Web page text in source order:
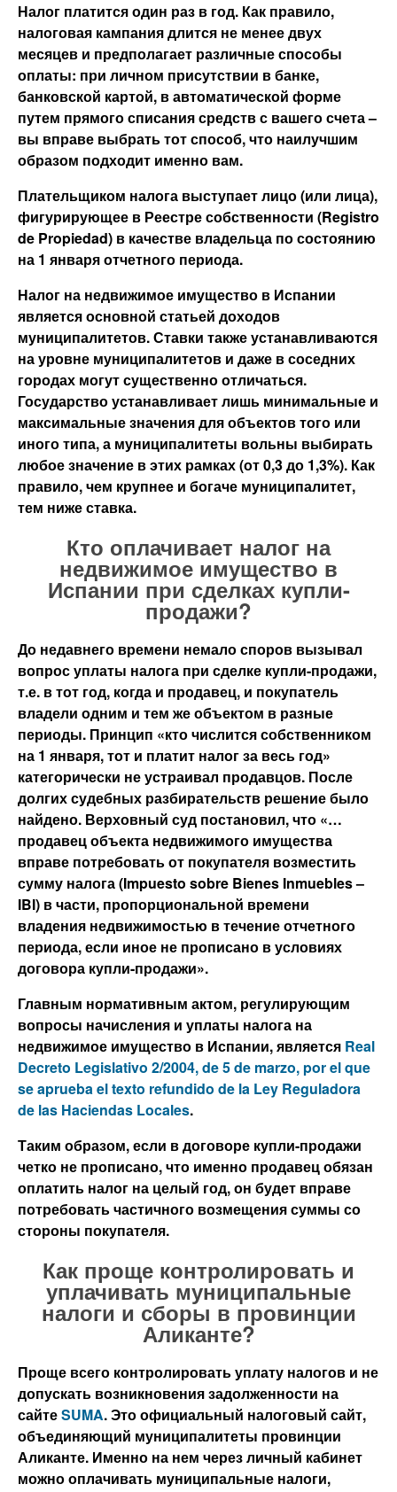
Налог платится один раз в год. Как правило,
налоговая кампания длится не менее двух
месяцев и предполагает различные способы
оплаты: при личном присутствии в банке,
банковской картой, в автоматической форме
путем прямого списания средств с вашего счета –
вы вправе выбрать тот способ, что наилучшим
образом подходит именно вам.
Плательщиком налога выступает лицо (или лица),
фигурирующее в Реестре собственности (Registro
de Propiedad) в качестве владельца по состоянию
на 1 января отчетного периода.
Налог на недвижимое имущество в Испании
является основной статьей доходов
муниципалитетов. Ставки также устанавливаются
на уровне муниципалитетов и даже в соседних
городах могут существенно отличаться.
Государство устанавливает лишь минимальные и
максимальные значения для объектов того или
иного типа, а муниципалитеты вольны выбирать
любое значение в этих рамках (от 0,3 до 1,3%). Как
правило, чем крупнее и богаче муниципалитет,
тем ниже ставка.
Кто оплачивает налог на
недвижимое имущество в
Испании при сделках купли-
продажи?
До недавнего времени немало споров вызывал
вопрос уплаты налога при сделке купли-продажи,
т.е. в тот год, когда и продавец, и покупатель
владели одним и тем же объектом в разные
периоды. Принцип «кто числится собственником
на 1 января, тот и платит налог за весь год»
категорически не устраивал продавцов. После
долгих судебных разбирательств решение было
найдено. Верховный суд постановил, что «…
продавец объекта недвижимого имущества
вправе потребовать от покупателя возместить
сумму налога (Impuesto sobre Bienes Inmuebles –
IBI) в части, пропорциональной времени
владения недвижимостью в течение отчетного
периода, если иное не прописано в условиях
договора купли-продажи».
Главным нормативным актом, регулирующим
вопросы начисления и уплаты налога на
недвижимое имущество в Испании, является Real
Decreto Legislativo 2/2004, de 5 de marzo, por el que
se aprueba el texto refundido de la Ley Reguladora
de las Haciendas Locales.
Таким образом, если в договоре купли-продажи
четко не прописано, что именно продавец обязан
оплатить налог на целый год, он будет вправе
потребовать частичного возмещения суммы со
стороны покупателя.
Как проще контролировать и
уплачивать муниципальные
налоги и сборы в провинции
Аликанте?
Проще всего контролировать уплату налогов и не
допускать возникновения задолженности на
сайтеSUMA. Это официальный налоговый сайт,
объединяющий муниципалитеты провинции
Аликанте. Именно на нем через личный кабинет
можно оплачивать муниципальные налоги,